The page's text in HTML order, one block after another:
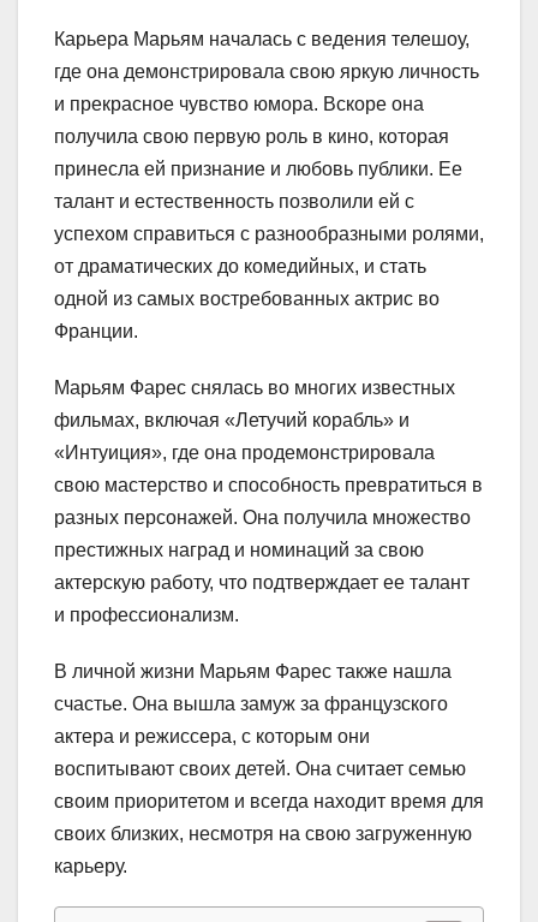
Карьера Марьям началась с ведения телешоу,
где она демонстрировала свою яркую личность
и прекрасное чувство юмора. Вскоре она
получила свою первую роль в кино, которая
принесла ей признание и любовь публики. Ее
талант и естественность позволили ей с
успехом справиться с разнообразными ролями,
от драматических до комедийных, и стать
одной из самых востребованных актрис во
Франции.
Марьям Фарес снялась во многих известных
фильмах, включая «Летучий корабль» и
«Интуиция», где она продемонстрировала
свою мастерство и способность превратиться в
разных персонажей. Она получила множество
престижных наград и номинаций за свою
актерскую работу, что подтверждает ее талант
и профессионализм.
В личной жизни Марьям Фарес также нашла
счастье. Она вышла замуж за французского
актера и режиссера, с которым они
воспитывают своих детей. Она считает семью
своим приоритетом и всегда находит время для
своих близких, несмотря на свою загруженную
карьеру.